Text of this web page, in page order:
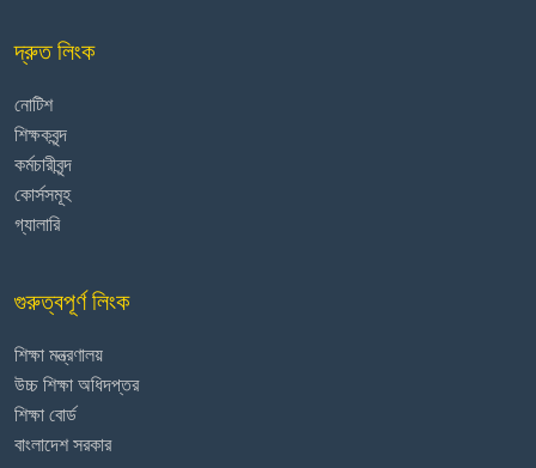
দ্রুত লিংক
নোটিশ
শিক্ষকবৃন্দ
কর্মচারীবৃন্দ
কোর্সসমূহ
গ্যালারি
গুরুত্বপূর্ণ লিংক
শিক্ষা মন্ত্রণালয়
উচ্চ শিক্ষা অধিদপ্তর
শিক্ষা বোর্ড
বাংলাদেশ সরকার